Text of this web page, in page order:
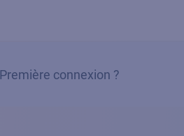
Première connexion ?